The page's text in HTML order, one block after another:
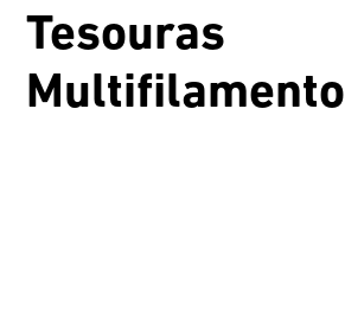
Tesouras
Multifilamento